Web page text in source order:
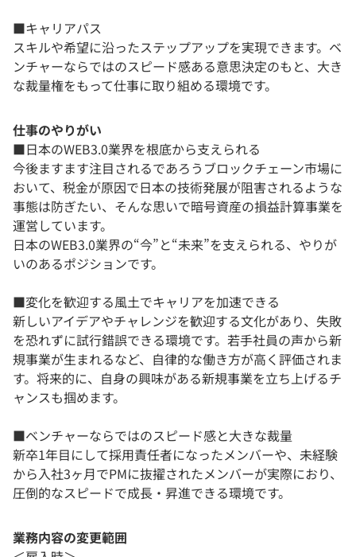
■キャリアパス
スキルや希望に沿ったステップアップを実現できます。ベ
ンチャーならではのスピード感ある意思決定のもと、大き
な裁量権をもって仕事に取り組める環境です。
仕事のやりがい
■日本のWEB3.0業界を根底から支えられる
今後ますます注目されるであろうブロックチェーン市場に
おいて、税金が原因で日本の技術発展が阻害されるような
事態は防ぎたい、そんな思いで暗号資産の損益計算事業を
運営しています。
日本のWEB3.0業界の“今”と“未来”を支えられる、やりが
いのあるポジションです。
■変化を歓迎する風土でキャリアを加速できる
新しいアイデアやチャレンジを歓迎する文化があり、失敗
を恐れずに試行錯誤できる環境です。若手社員の声から新
規事業が生まれるなど、自律的な働き方が高く評価されま
す。将来的に、自身の興味がある新規事業を立ち上げるチ
ャンスも掴めます。
■ベンチャーならではのスピード感と大きな裁量
新卒1年目にして採用責任者になったメンバーや、未経験
から入社3ヶ月でPMに抜擢されたメンバーが実際におり、
圧倒的なスピードで成長・昇進できる環境です。
業務内容の変更範囲